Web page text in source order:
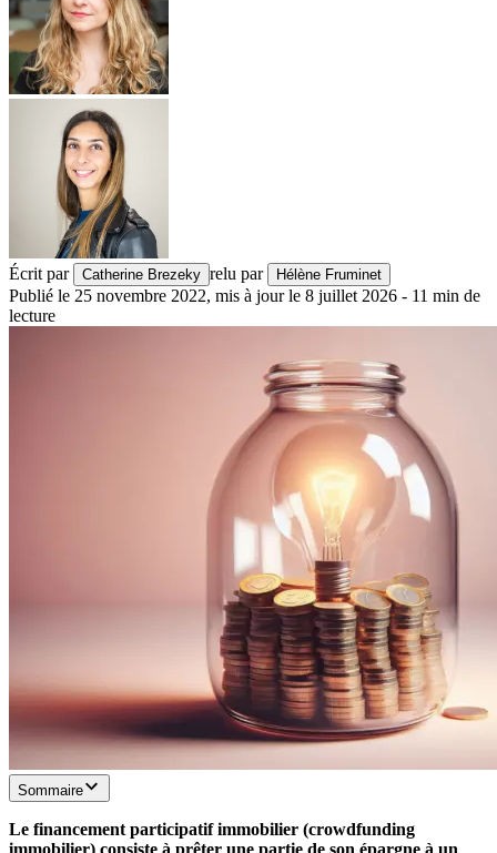
Écrit par Catherine Brezeky relu par Hélène Fruminet
Publié le 25 novembre 2022, mis à jour le 8 juillet 2026 - 11 min de
lecture
Sommaire
Le financement participatif immobilier (crowdfunding